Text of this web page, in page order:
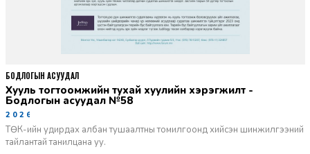
Хууль тогтоомжийн тухай хуулийн хэрэгжилт -
Бодлогын асуудал №58
2026-06-02
ТӨК-ийн удирдах албан тушаалтны томилгоонд хийсэн шинжилгээний
тайлантай танилцана уу.
БОДЛОГЫН АСУУДАЛ